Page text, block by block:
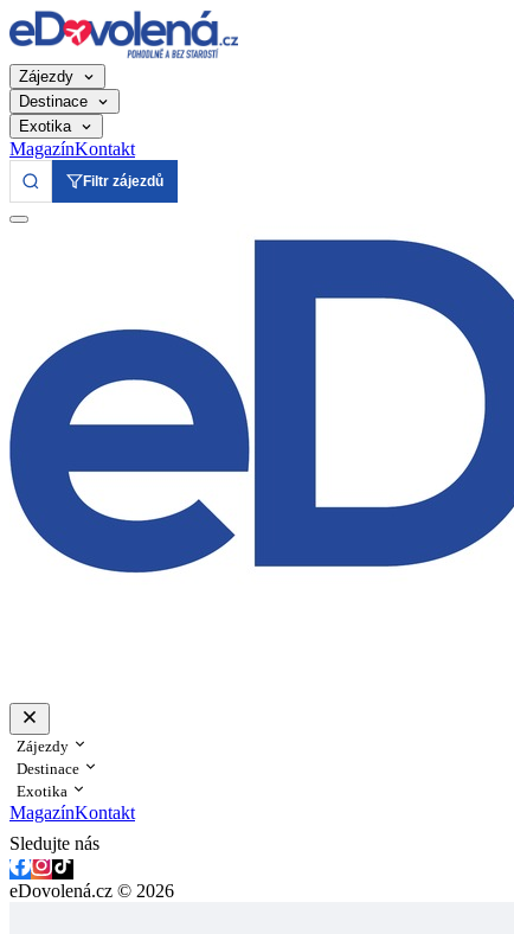
Zájezdy
Destinace
Exotika
MagazínKontakt
Filtr zájezdů
Zájezdy
Destinace
Exotika
MagazínKontakt
Sledujte nás
eDovolená.cz © 2026